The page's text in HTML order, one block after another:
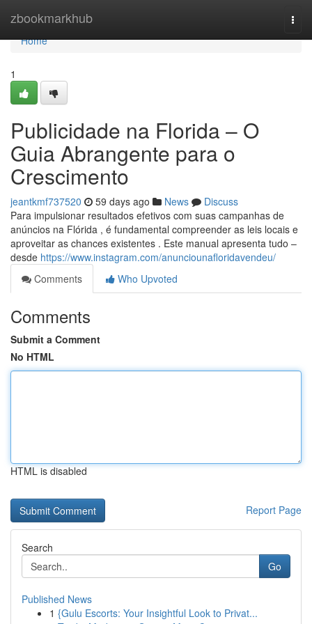
zbookmarkhub
Home
Home
1
Publicidade na Florida – O
Guia Abrangente para o
Crescimento
jeantkmf737520 59 days ago News
Discuss
Para impulsionar resultados efetivos com suas campanhas de
anúncios na Flórida , é fundamental compreender as leis locais e
aproveitar as chances existentes . Este manual apresenta tudo –
desde https://www.instagram.com/anunciounafloridavendeu/
Comments
Who Upvoted
Comments
Submit a Comment
No HTML
HTML is disabled
Report Page
Search
Go
Published News
1 {Gulu Escorts: Your Insightful Look to Privat...